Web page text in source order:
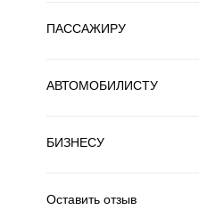
ПАССАЖИРУ
АВТОМОБИЛИСТУ
БИЗНЕСУ
Оставить отзыв